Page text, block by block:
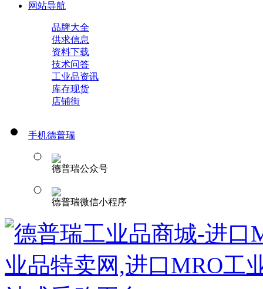
网站导航
品牌大全
供求信息
资料下载
技术问答
工业品资讯
库存现货
店铺街
手机德普瑞
德普瑞公众号
德普瑞微信小程序